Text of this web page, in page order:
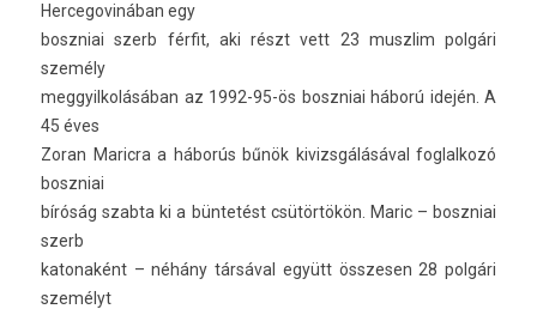
Hercegovinában egy
boszniai szerb férfit, aki részt vett 23 muszlim polgári
személy
meg­gyil­kolásában az 1992-95-ös boszniai háború idején. A
45 éves
Zoran Maric­ra a háborús bűnök kivizsgálásáv­al fog­lalkozó
boszniai
bíróság szab­ta ki a büntetést csütörtökön. Maric – boszniai
szerb
katonaként – néhány társával együtt összes­en 28 polgári
személyt